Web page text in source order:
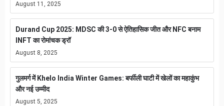
August 11, 2025
Durand Cup 2025: MDSC की 3-0 से ऐतिहासिक जीत और NFC बनाम
INFT का रोमांचक ड्रॉ
August 8, 2025
गुलमर्ग में Khelo India Winter Games: बर्फीली घाटी में खेलों का महाकुंभ
और नई उम्मीद
August 5, 2025